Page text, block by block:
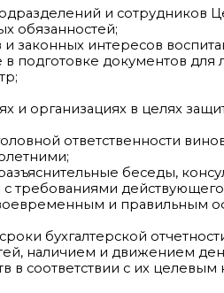
и сотрудников
обязанностей;
интересов
в подготовке документов
и организациях в целях
ответственности
беседы,
требованиями действующего
и правильным
бухгалтерской
наличием и движением
в соответствии с их